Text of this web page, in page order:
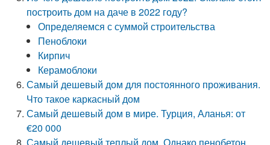
построить дом на даче в 2022 году?
Определяемся с суммой строительства
Пеноблоки
Кирпич
Керамоблоки
Самый дешевый дом для постоянного проживания.
Что такое каркасный дом
Самый дешевый дом в мире. Турция, Аланья: от
€20 000